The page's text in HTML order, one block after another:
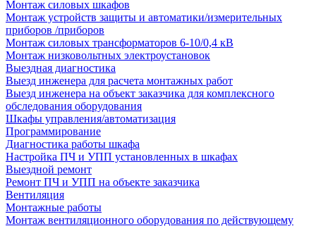
Монтаж силовых шкафов
Монтаж устройств защиты и автоматики/измерительных
приборов /приборов
Монтаж силовых трансформаторов 6-10/0,4 кВ
Монтаж низковольтных электроустановок
Выездная диагностика
Выезд инженера для расчета монтажных работ
Выезд инженера на объект заказчика для комплексного
обследования оборудования
Шкафы управления/автоматизация
Программирование
Диагностика работы шкафа
Настройка ПЧ и УПП установленных в шкафах
Выездной ремонт
Ремонт ПЧ и УПП на объекте заказчика
Вентиляция
Монтажные работы
Монтаж вентиляционного оборудования по действующему